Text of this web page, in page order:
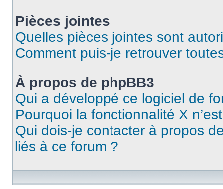
Pièces jointes
Quelles pièces jointes sont
Comment puis-je retrouver
À propos de phpBB3
Qui a développé ce logiciel de
Pourquoi la fonctionnalité X
Qui dois-je contacter à propos
liés à ce forum ?